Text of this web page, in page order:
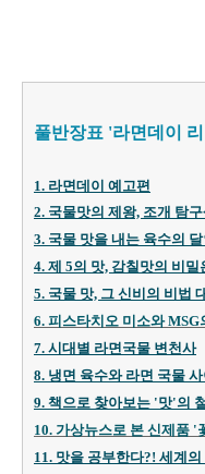
풀반장표 '라면데이
1. 라면데이 예고편
2. 국물맛의 제왕, 조개 탐
3. 국물 맛을 내는 육수의
4. 제 5의 맛, 감칠맛의 비밀
5. 국물 맛, 그 신비의 비법
6. 피스타치오 미소와 MSG
7. 시대별 라면국물 변천사
8. 냉면 육수와 라면 국물
9. 책으로 찾아보는 '맛'의
10. 가상뉴스로 본 신제품 '
11. 맛을 공부한다?! 세계